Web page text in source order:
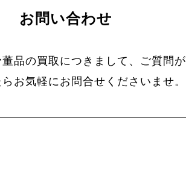
お問い合わせ
品の買取につきまして、ご質問が
お気軽にお問合せくださいませ。